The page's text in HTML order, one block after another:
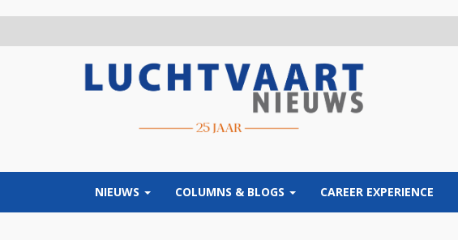
NIEUWS COLUMNS & BLOGS CAREER EXPERIENCE